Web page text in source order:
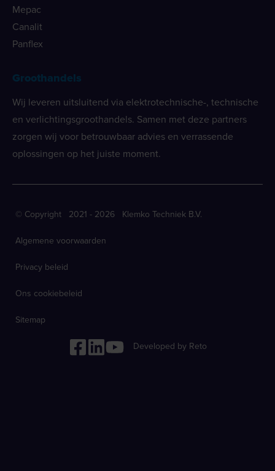
Mepac
Canalit
Panflex
Groothandels
Wij leveren uitsluitend via elektrotechnische-, technische
en verlichtingsgroothandels. Samen met deze partners
zorgen wij voor betrouwbaar advies en verrassende
oplossingen op het juiste moment.
© Copyright 2021 - 2026 Klemko Techniek B.V.
Algemene voorwaarden
Privacy beleid
Ons cookiebeleid
Sitemap
Developed by Reto